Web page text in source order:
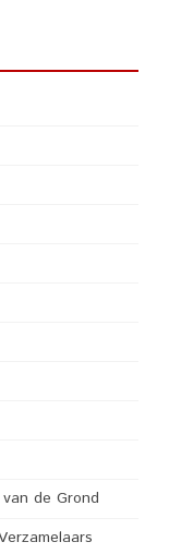
de Grond